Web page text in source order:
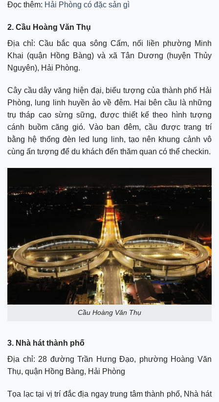
Đọc thêm: Hải Phòng có đặc sản gì
2. Cầu Hoàng Văn Thụ
Địa chỉ: Cầu bắc qua sông Cấm, nối liền phường Minh
Khai (quận Hồng Bàng) và xã Tân Dương (huyện Thủy
Nguyên), Hải Phòng.
Cây cầu dây văng hiện đại, biểu tượng của thành phố Hải
Phòng, lung linh huyền ảo về đêm. Hai bên cầu là những
trụ tháp cao sừng sững, được thiết kế theo hình tượng
cánh buồm căng gió. Vào ban đêm, cầu được trang trí
bằng hệ thống đèn led lung linh, tạo nên khung cảnh vô
cùng ấn tượng để du khách đến thăm quan có thể checkin.
Cầu Hoàng Văn Thụ
3. Nhà hát thành phố
Địa chỉ: 28 đường Trần Hưng Đạo, phường Hoàng Văn
Thụ, quận Hồng Bàng, Hải Phòng
Tọa lạc tại vị trí đắc địa ngay trung tâm thành phố, Nhà hát